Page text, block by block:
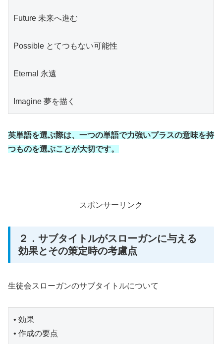
Future 未来へ進む
Possible とてつもない可能性
Eternal 永遠
Imagine 夢を描く
英単語を選ぶ際は、一つの単語で力強いプラスの意味を持
つものを選ぶことが大切です。
スポンサーリンク
２．サブタイトルがスローガンに与える
効果とその策定時の考慮点
生徒会スローガンのサブタイトルについて
• 効果
• 作成の要点